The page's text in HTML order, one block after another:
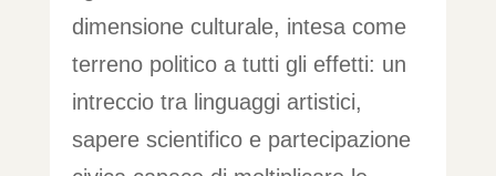
dimensione culturale, intesa come
terreno politico a tutti gli effetti: un
intreccio tra linguaggi artistici,
sapere scientifico e partecipazione